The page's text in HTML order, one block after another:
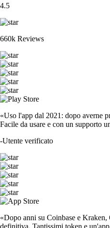
4.5
660k Reviews
«Uso l'app dal 2021: dopo averne
Facile da usare e con un supporto
-Utente verificato
«Dopo anni su Coinbase e Kraken,
definitiva. Tantissimi token e